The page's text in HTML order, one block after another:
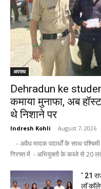
अपराध
Dehradun ke
कमाया मुनाफा, अब
थे निशाने पर
Indresh Kohli - August 7, 2026
- अवैध मादक पदार्थों के साथ
गिरफ्त में - अभियुक्तों के कब्जे से 20
‘ 21
लाॅ